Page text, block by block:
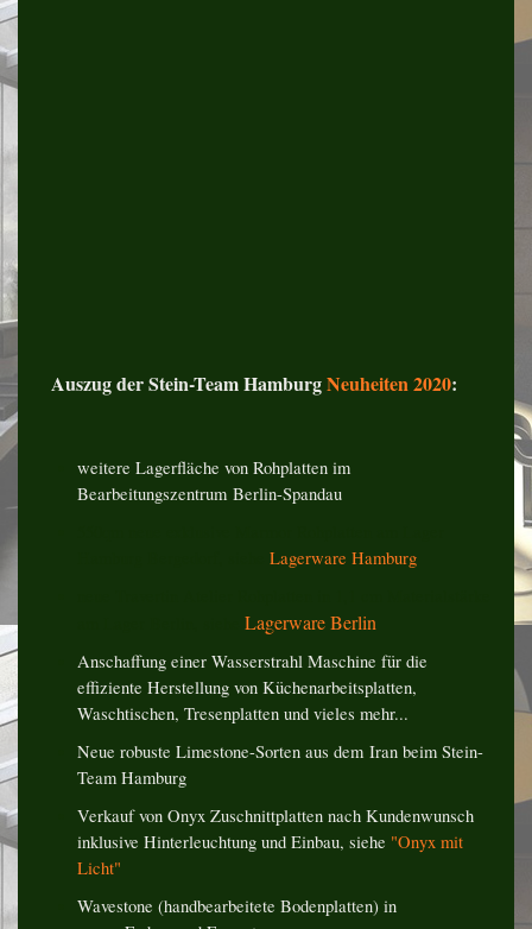
Auszug der Stein-Team HamburgNeuheiten 2020:
weitere Lagerfläche von Rohplatten im
Bearbeitungszentrum Berlin-Spandau
Lagerware Hamburg
Lagerware Berlin
Anschaffung einer Wasserstrahl Maschine für die
effiziente Herstellung von Küchenarbeitsplatten,
Waschtischen, Tresenplatten und vieles mehr...
Neue robuste Limestone-Sorten aus dem Iran beim Stein-
Team Hamburg
Verkauf von Onyx Zuschnittplatten nach Kundenwunsch
inklusive Hinterleuchtung und Einbau, siehe "Onyx mit
Licht"
Wavestone (handbearbeitete Bodenplatten) in